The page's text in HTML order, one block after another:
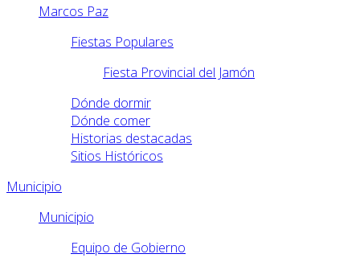
Marcos Paz
Fiestas Populares
Fiesta Provincial del Jamón
Dónde dormir
Dónde comer
Historias destacadas
Sitios Históricos
Municipio
Municipio
Equipo de Gobierno